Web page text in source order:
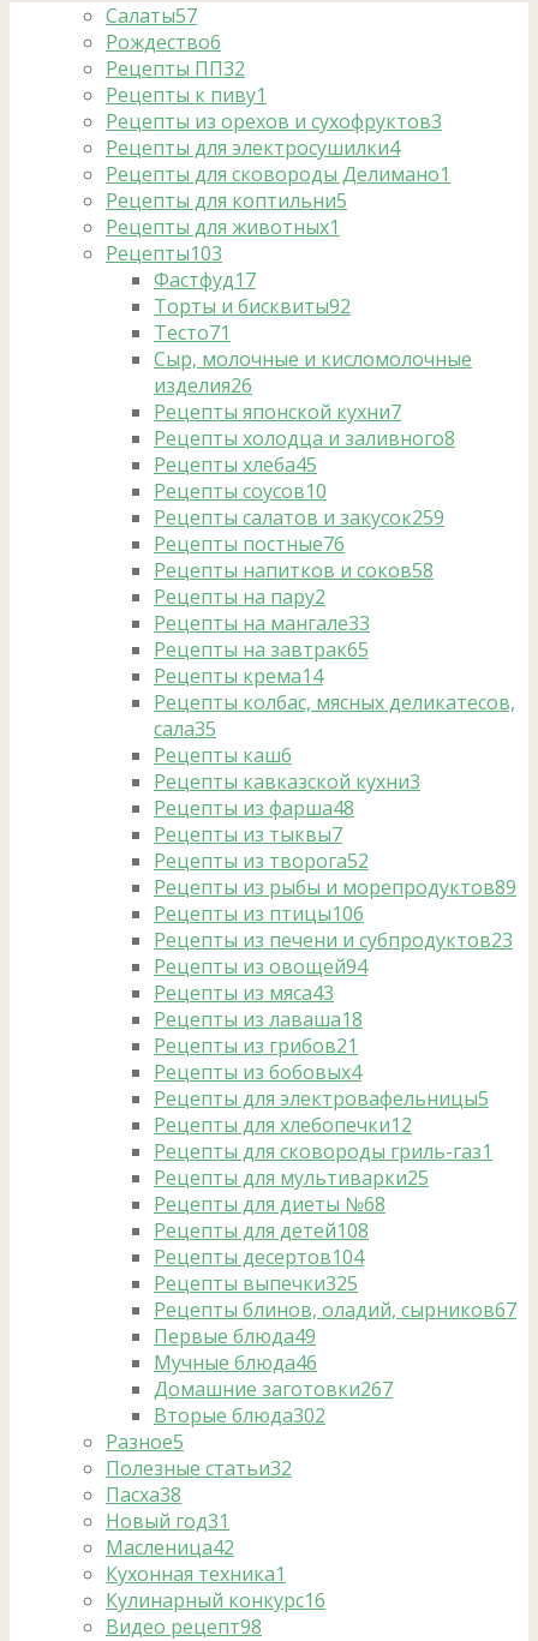
Салаты57
Рождество6
Рецепты ПП32
Рецепты к пиву1
Рецепты из орехов и сухофруктов3
Рецепты для электросушилки4
Рецепты для сковороды Делимано1
Рецепты для коптильни5
Рецепты для животных1
Рецепты103
Фастфуд17
Торты и бисквиты92
Тесто71
Сыр, молочные и кисломолочные
изделия26
Рецепты японской кухни7
Рецепты холодца и заливного8
Рецепты хлеба45
Рецепты соусов10
Рецепты салатов и закусок259
Рецепты постные76
Рецепты напитков и соков58
Рецепты на пару2
Рецепты на мангале33
Рецепты на завтрак65
Рецепты крема14
Рецепты колбас, мясных деликатесов,
сала35
Рецепты каш6
Рецепты кавказской кухни3
Рецепты из фарша48
Рецепты из тыквы7
Рецепты из творога52
Рецепты из рыбы и морепродуктов89
Рецепты из птицы106
Рецепты из печени и субпродуктов23
Рецепты из овощей94
Рецепты из мяса43
Рецепты из лаваша18
Рецепты из грибов21
Рецепты из бобовых4
Рецепты для электровафельницы5
Рецепты для хлебопечки12
Рецепты для сковороды гриль-газ1
Рецепты для мультиварки25
Рецепты для диеты №68
Рецепты для детей108
Рецепты десертов104
Рецепты выпечки325
Рецепты блинов, оладий, сырников67
Первые блюда49
Мучные блюда46
Домашние заготовки267
Вторые блюда302
Разное5
Полезные статьи32
Пасха38
Новый год31
Масленица42
Кухонная техника1
Кулинарный конкурс16
Видео рецепт98